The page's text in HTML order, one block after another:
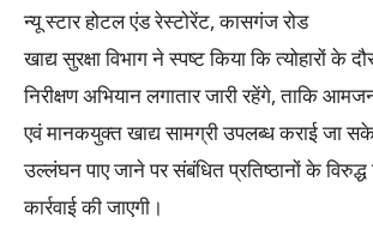
न्यू स्टार होटल एंड रेस्टोरेंट, कासगंज रोड
खाद्य सुरक्षा विभाग ने स्पष्ट किया कि त्योहारों के
निरीक्षण अभियान लगातार जारी रहेंगे, ताकि
एवं मानकयुक्त खाद्य सामग्री उपलब्ध कराई जा
उल्लंघन पाए जाने पर संबंधित प्रतिष्ठानों के
कार्रवाई की जाएगी।